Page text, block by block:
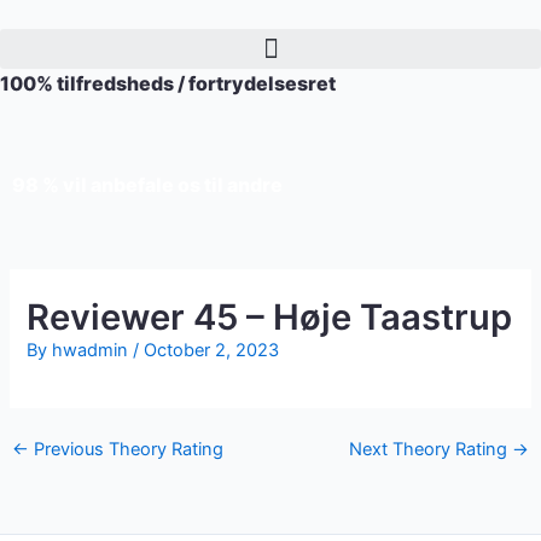
content
100% tilfredsheds / fortrydelsesret
Reviewer 45 – Høje Taastrup
By hwadmin/October 2, 2023
← Previous Theory Rating Next Theory Rating →